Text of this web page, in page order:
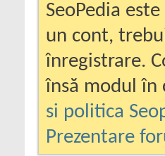
SeoPedia
un cont,
înregistrare.
însă modul în
si politica
Prezentare